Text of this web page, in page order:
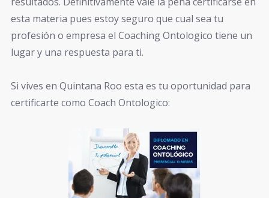
esta materia pues estoy seguro que cual sea tu
profesión o empresa el Coaching Ontologico tiene un
lugar y una respuesta para ti.
Si vives en Quintana Roo esta es tu oportunidad para
certificarte como Coach Ontologico: